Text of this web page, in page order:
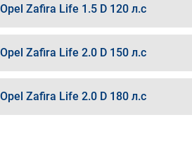
Opel Zafira Life 1.5 D 120 л.с
Opel Zafira Life 2.0 D 150 л.с
Opel Zafira Life 2.0 D 180 л.с